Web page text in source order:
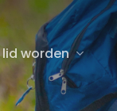
lid worden